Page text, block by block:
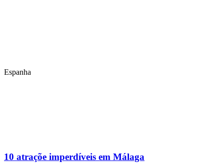
Espanha
10 atraçõe imperdíveis em Málaga